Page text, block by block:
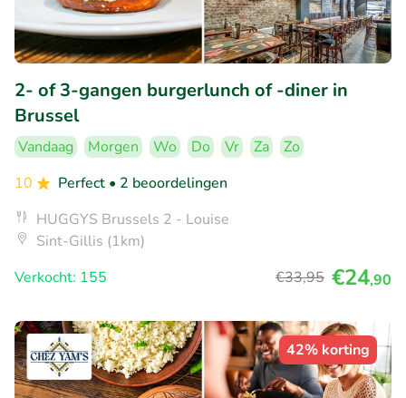
2- of 3-gangen burgerlunch of -diner in
Brussel
Vandaag Morgen Wo Do Vr Za
Zo
10
Perfect • 2 beoordelingen
HUGGYS Brussels 2 - Louise
Sint-Gillis (1km)
Verkocht: 155
€33,95 €24,90
42% korting